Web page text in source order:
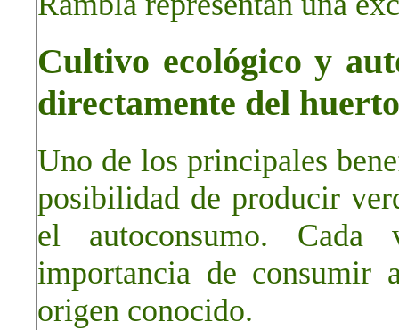
Cultivo ecológico y
directamente del huerto
Uno de los principales
posibilidad de producir
el autoconsumo.
importancia de consumir
origen conocido.